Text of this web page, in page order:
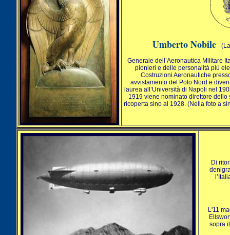
Umberto Nobile -
Generale dell’Aeronautica Militare
pionieri e delle personalità più
Costruzioni Aeronautiche
avvistamento del Polo Nord e
laurea all’Università di Napoli nel
1919 viene nominato direttore
ricoperta sino al 1928. (Nella foto a
Di
L'11
sopra